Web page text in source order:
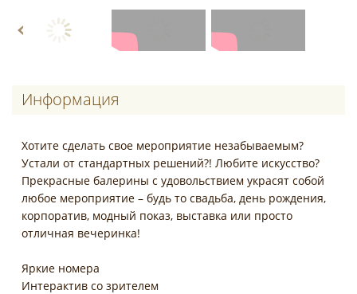
Информация
Хотите сделать свое мероприятие незабываемым?
Устали от стандартных решений?! Любите искусство?
Прекрасные балерины с удовольствием украсят собой
любое мероприятие – будь то свадьба, день рождения,
корпоратив, модный показ, выставка или просто
отличная вечеринка!
Яркие номера
Интерактив со зрителем